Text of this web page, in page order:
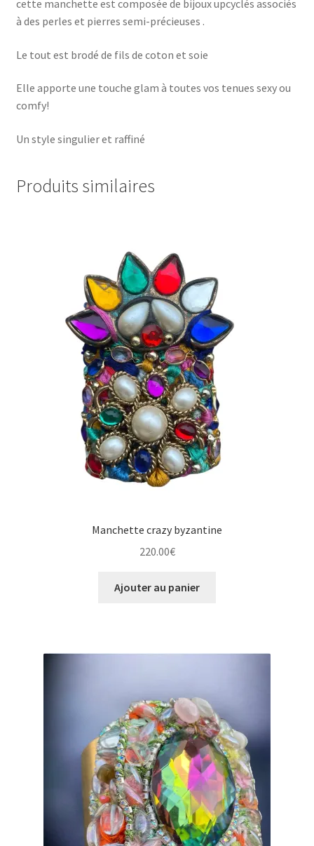
cette manchette est composée de bijoux upcyclés associés
à des perles et pierres semi-précieuses .
Le tout est brodé de fils de coton et soie
Elle apporte une touche glam à toutes vos tenues sexy ou
comfy!
Un style singulier et raffiné
Produits similaires
Manchette crazy byzantine
220.00€
Ajouter au panier